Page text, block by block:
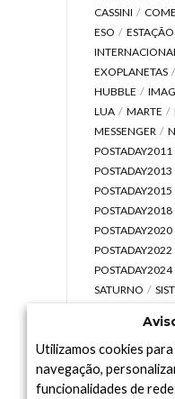
CASSINI
ESO
ESTAÇÃO
INTERNACIONAL
EXOPLANETAS
HUBBLE
LUA
MARTE
MESSENGER
POSTADAY2011
POSTADAY2013
POSTADAY2015
POSTADAY2018
POSTADAY2020
POSTADAY2022
POSTADAY2024
SATURNO
UNIVERSO
Utilizamos cookies
navegação,
funcionalidades de